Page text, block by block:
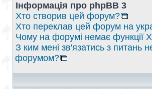
Інформація про phpBB 3
Хто створив цей форум?
Хто переклав цей форум на
Чому на форумі немає функції
З ким мені зв'язатись з питань
форумом?